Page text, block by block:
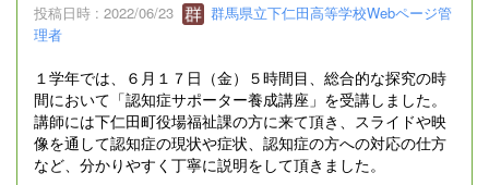
投稿日時 : 2022/06/23
群馬県立下仁田高等学校Webページ管
理者
１学年では、６月１７日（金）５時間目、総合的な探究の時
間において「認知症サポーター養成講座」を受講しました。
講師には下仁田町役場福祉課の方に来て頂き、スライドや映
像を通して認知症の現状や症状、認知症の方への対応の仕方
など、分かりやすく丁寧に説明をして頂きました。